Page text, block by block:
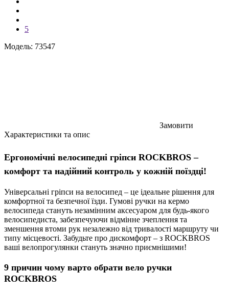
5
Модель: 73547
Замовити
Характеристики та опис
Ергономічні велосипедні гріпси ROCKBROS –
комфорт та надійний контроль у кожній поїздці!
Універсальні гріпси на велосипед – це ідеальне рішення для
комфортної та безпечної їзди. Гумові ручки на кермо
велосипеда стануть незамінним аксесуаром для будь-якого
велосипедиста, забезпечуючи відмінне зчеплення та
зменшення втоми рук незалежно від тривалості маршруту чи
типу місцевості. Забудьте про дискомфорт – з ROCKBROS
ваші велопрогулянки стануть значно приємнішими!
9 причин чому варто обрати вело ручки
ROCKBROS